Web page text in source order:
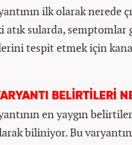
ilk olarak nerede
atık sularda,
tespit etmek için
BELİRTİLERİ
en yaygın
biliniyor. Bu